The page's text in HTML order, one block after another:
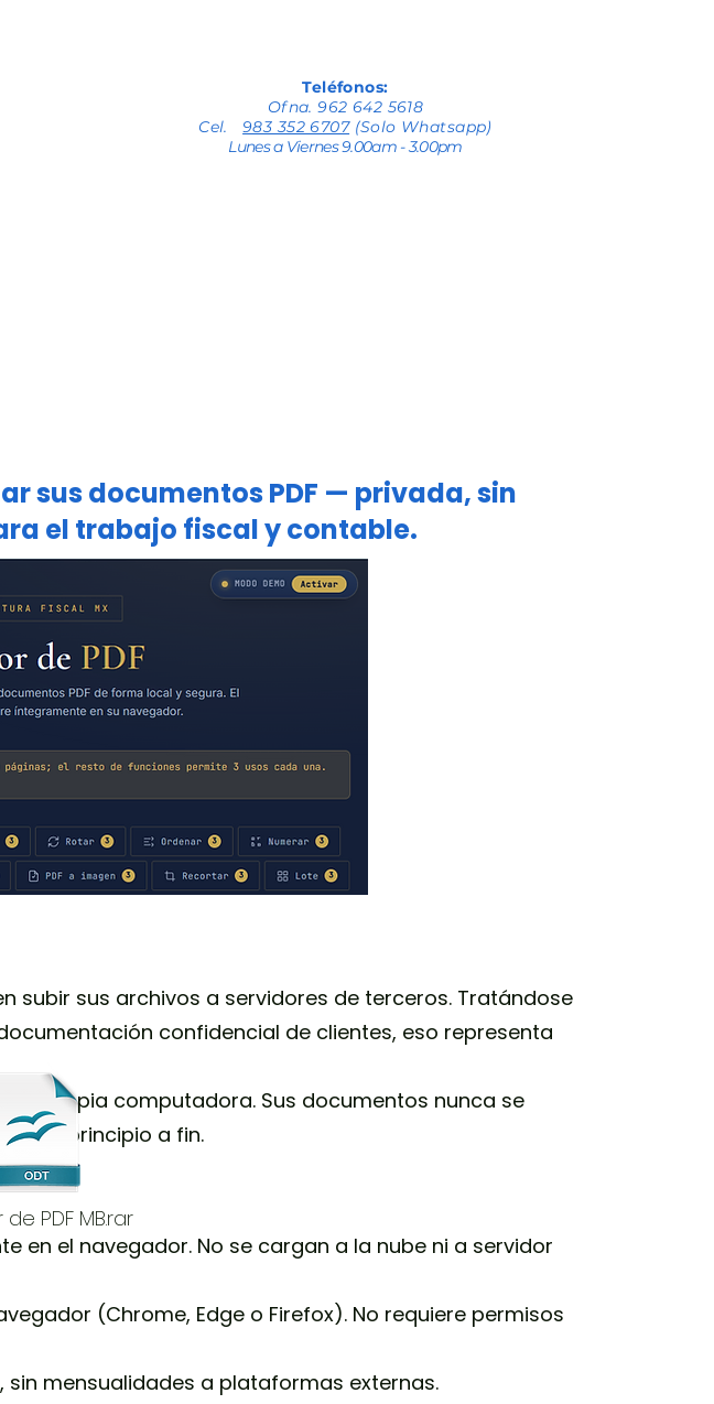
Teléfonos:
Ofna. 962 642 5618
Cel.983 352 6707(Solo Whatsapp)
Lunes a Viernes 9.00am - 3.00pm
sus documentos PDF — privada, sin
el trabajo fiscal y contable.
subir sus archivos a servidores de terceros. Tratándose
confidencial de clientes, eso representa
su propia computadora. Sus documentos nunca se
de principio a fin.
en el navegador. No se cargan a la nube ni a servidor
(Chrome, Edge o Firefox). No requiere permisos
sin mensualidades a plataformas externas.
PDF MB.rar